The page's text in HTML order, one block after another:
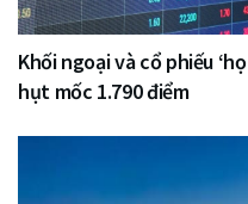
Khối ngoại và cổ phiếu
hụt mốc 1.790 điểm